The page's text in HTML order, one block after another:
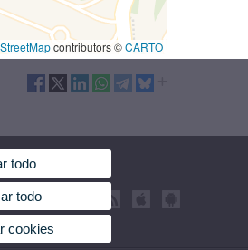
contributors ©CARTO
todo
todo
cookies